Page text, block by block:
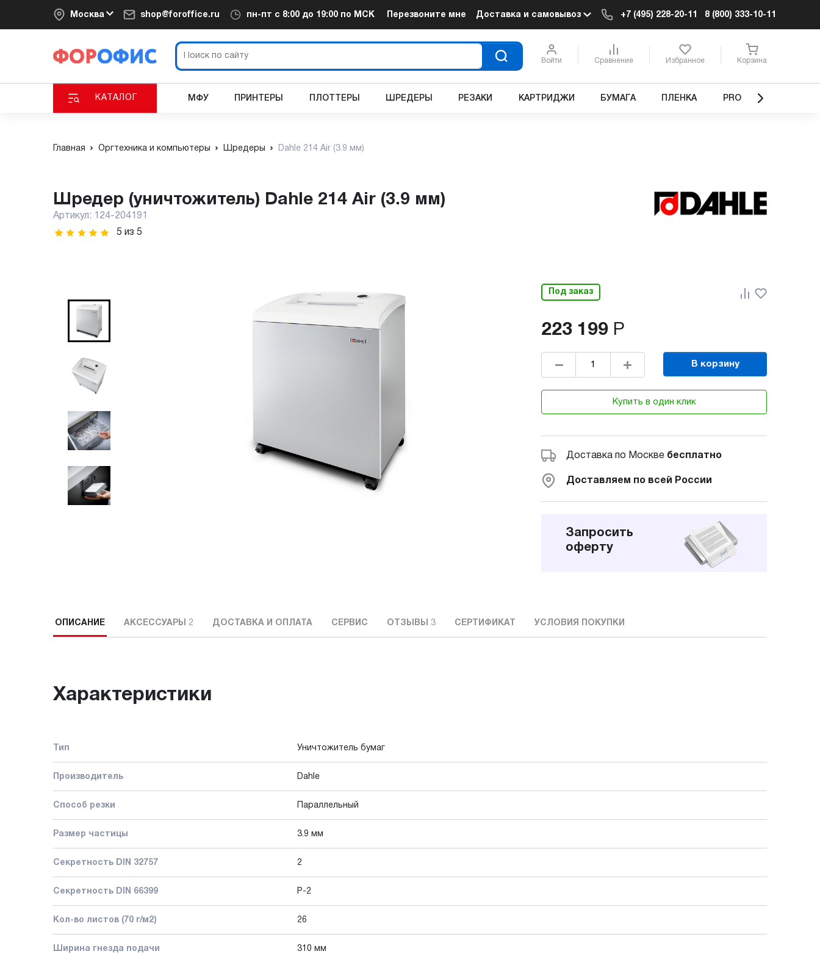
Москва shop@foroffice.ru пн-пт с 8:00 до 19:00 по МСК Перезвоните мне Доставка и самовывоз +7 (495) 228-20-11 8 (800) 333-10-11
Войти Сравнение Избранное Корзина
КАТАЛОГ МФУ ПРИНТЕРЫ ПЛОТТЕРЫ ШРЕДЕРЫ РЕЗАКИ КАРТРИДЖИ БУМАГА ПЛЕНКА PRO
Главная Оргтехника и компьютеры Шредеры Dahle 214 Air (3.9 мм)
Шредер (уничтожитель) Dahle 214 Air (3.9 мм)
Артикул:
124-204191
5 из 5
Под заказ
223 199 Р
В корзину
Купить в один клик
Доставка по Москве бесплатно
Доставляем по всей России
Запросить
оферту
ОПИСАНИЕ АКСЕССУАРЫ 2 ДОСТАВКА И ОПЛАТА СЕРВИС ОТЗЫВЫ 3 СЕРТИФИКАТ УСЛОВИЯ ПОКУПКИ
Характеристики
Тип Уничтожитель бумаг
Производитель Dahle
Способ резки Параллельный
Размер частицы 3.9 мм
Секретность DIN 32757 2
Секретность DIN 66399 P-2
Кол-во листов (70 г/м2) 26
Ширина гнезда подачи 310 мм